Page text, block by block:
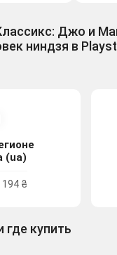
Джо и
ниндзя в
(ua)
₴
где купить